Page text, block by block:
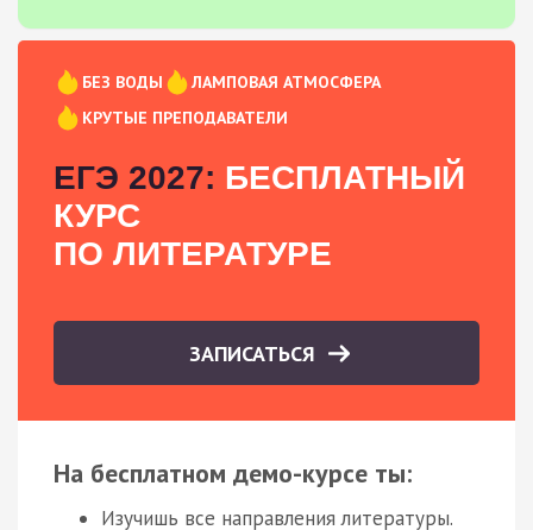
БЕЗ ВОДЫ
ЛАМПОВАЯ АТМОСФЕРА
КРУТЫЕ ПРЕПОДАВАТЕЛИ
ЕГЭ 2027: БЕСПЛАТНЫЙ
КУРС
ПО ЛИТЕРАТУРЕ
ЗАПИСАТЬСЯ
На бесплатном демо-курсе ты:
Изучишь все направления литературы.